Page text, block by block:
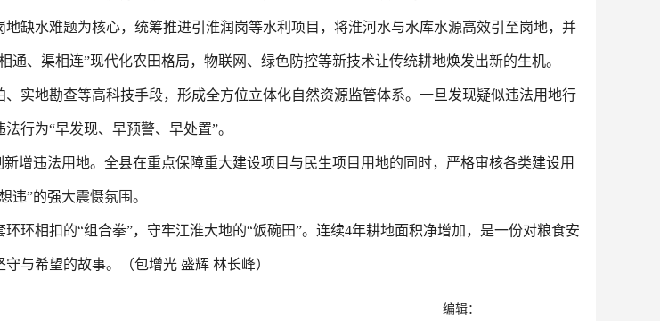
缺水难题为核心，统筹推进引淮润岗等水利项目，将淮河水与水库水源高效引至岗地，并
、渠相连”现代化农田格局，物联网、绿色防控等新技术让传统耕地焕发出新的生机。
实地勘查等高科技手段，形成全方位立体化自然资源监管体系。一旦发现疑似违法用地行
行为“早发现、早预警、早处置”。
增违法用地。全县在重点保障重大建设项目与民生项目用地的同时，严格审核各类建设用
违”的强大震慑氛围。
环相扣的“组合拳”，守牢江淮大地的“饭碗田”。连续4年耕地面积净增加，是一份对粮食安
与希望的故事。（包增光 盛辉 林长峰）
编辑：